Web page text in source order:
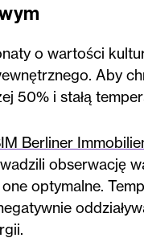
o wartości
Aby
50% i stałą
Berliner
obserwację
optymalne.